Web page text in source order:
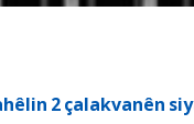
2 çalakvanên